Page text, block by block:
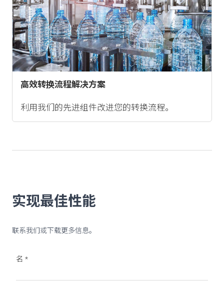
高效转换流程解决方案
利用我们的先进组件改进您的转换流程。
实现最佳性能
联系我们或下载更多信息。
名 *